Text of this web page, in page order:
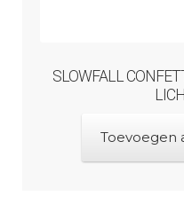
SLOWFALL
Toevoegen